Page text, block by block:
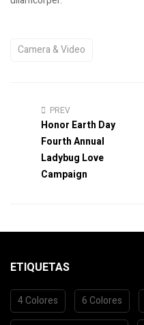
Camera & Video
PREV
Honor Earth Day
Fourth Annual
Ladybug Love
Campaign
ETIQUETAS
4 Colores 6 Colores